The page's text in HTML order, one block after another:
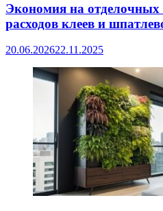
Экономия на отделочных
расходов клеев и
20.06.202622.11.2025